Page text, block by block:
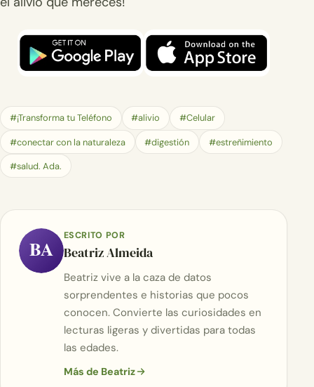
#¡Transforma tu Teléfono #alivio #Celular
#conectar con la naturaleza #digestión #estreñimiento
#salud. Ada.
BA
ESCRITO POR
Beatriz Almeida
Beatriz vive a la caza de datos
sorprendentes e historias que pocos
conocen. Convierte las curiosidades en
lecturas ligeras y divertidas para todas
las edades.
Más de Beatriz